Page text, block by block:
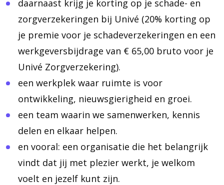
daarnaast krijg je korting op je schade- en
zorgverzekeringen bij Univé (20% korting op
je premie voor je schadeverzekeringen en een
werkgeversbijdrage van € 65,00 bruto voor je
Univé Zorgverzekering).
een werkplek waar ruimte is voor
ontwikkeling, nieuwsgierigheid en groei.
een team waarin we samenwerken, kennis
delen en elkaar helpen.
en vooral: een organisatie die het belangrijk
vindt dat jij met plezier werkt, je welkom
voelt en jezelf kunt zijn.